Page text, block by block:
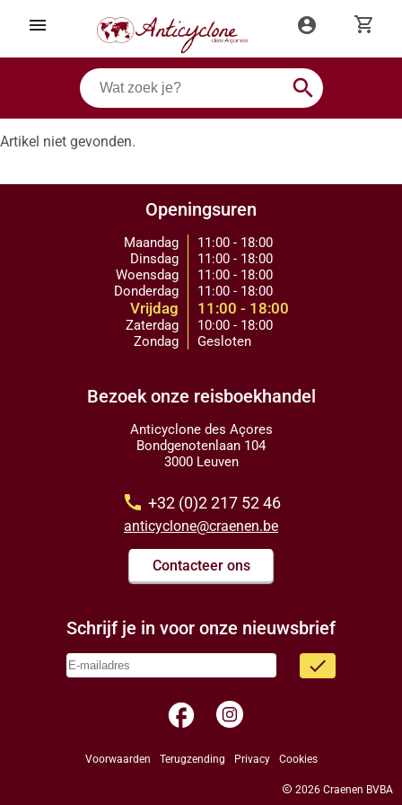
menu account_circle shopping_cart
search
Artikel niet gevonden.
Openingsuren
Maandag
Dinsdag
Woensdag
Donderdag
Vrijdag
Zaterdag
Zondag
11:00 - 18:00
11:00 - 18:00
11:00 - 18:00
11:00 - 18:00
11:00 - 18:00
10:00 - 18:00
Gesloten
Bezoek onze reisboekhandel
Anticyclone des Açores
Bondgenotenlaan 104
3000 Leuven
call +32 (0)2 217 52 46
anticyclone@craenen.be
Contacteer ons
Schrijf je in voor onze nieuwsbrief
done
facebook
Voorwaarden Terugzending Privacy Cookies
copyright 2026 Craenen BVBA